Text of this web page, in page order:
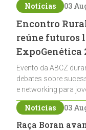
Notícias 03
Encontro
reúne futuros
ExpoGenética
Evento da ABCZ
debates sobre
e networking para
Notícias 03
Raça Boran